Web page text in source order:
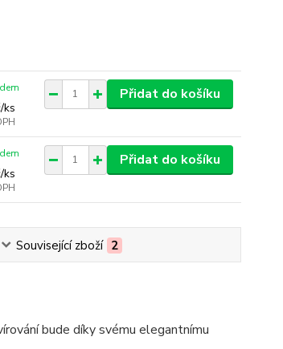
/ks
Přidat do košíku
/ks
Přidat do košíku
Související zboží 2
bude díky svému elegantnímu